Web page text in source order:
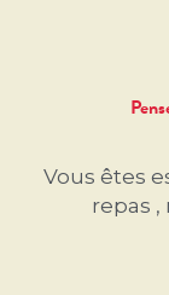
Vous êtes
repas